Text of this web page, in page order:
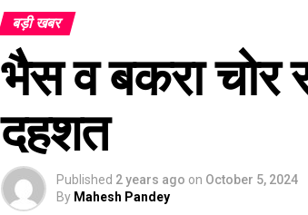
बड़ी खबर
भैस व बकरा चोर
दहशत
Published 2 years ago on October 5, 2024
By Mahesh Pandey